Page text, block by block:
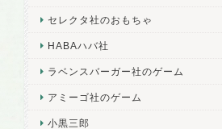
セレクタ社のおもちゃ
HABAハバ社
ラベンスバーガー社のゲーム
アミーゴ社のゲーム
小黒三郎